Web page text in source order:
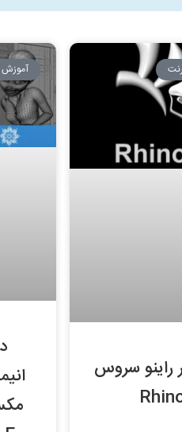
راینو سروس
آموزش